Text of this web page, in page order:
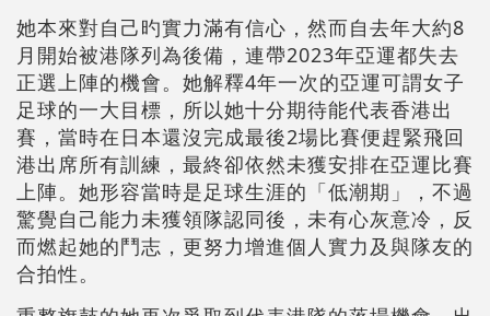
她本來對自己旳實力滿有信心，然而自去年大約8
月開始被港隊列為後備，連帶2023年亞運都失去
正選上陣的機會。她解釋4年一次的亞運可謂女子
足球的一大目標，所以她十分期待能代表香港出
賽，當時在日本還沒完成最後2場比賽便趕緊飛回
港出席所有訓練，最終卻依然未獲安排在亞運比賽
上陣。她形容當時是足球生涯的「低潮期」，不過
驚覺自己能力未獲領隊認同後，未有心灰意冷，反
而燃起她的鬥志，更努力增進個人實力及與隊友的
合拍性。